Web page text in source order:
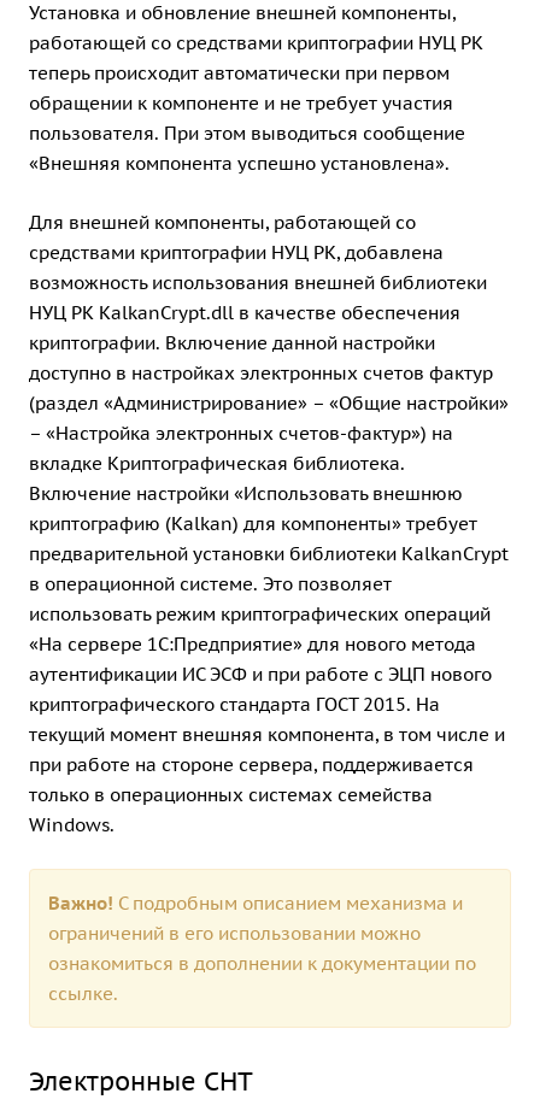
Установка и обновление внешней компоненты,
работающей со средствами криптографии НУЦ РК
теперь происходит автоматически при первом
обращении к компоненте и не требует участия
пользователя. При этом выводиться сообщение
«Внешняя компонента успешно установлена».
Для внешней компоненты, работающей со
средствами криптографии НУЦ РК, добавлена
возможность использования внешней библиотеки
НУЦ РК KalkanCrypt.dll в качестве обеспечения
криптографии. Включение данной настройки
доступно в настройках электронных счетов фактур
(раздел «Администрирование» – «Общие настройки»
– «Настройка электронных счетов-фактур») на
вкладке Криптографическая библиотека.
Включение настройки «Использовать внешнюю
криптографию (Kalkan) для компоненты» требует
предварительной установки библиотеки KalkanCrypt
в операционной системе. Это позволяет
использовать режим криптографических операций
«На сервере 1С:Предприятие» для нового метода
аутентификации ИС ЭСФ и при работе с ЭЦП нового
криптографического стандарта ГОСТ 2015. На
текущий момент внешняя компонента, в том числе и
при работе на стороне сервера, поддерживается
только в операционных системах семейства
Windows.
Важно! С подробным описанием механизма и
ограничений в его использовании можно
ознакомиться в дополнении к документации по
ссылке.
Электронные СНТ